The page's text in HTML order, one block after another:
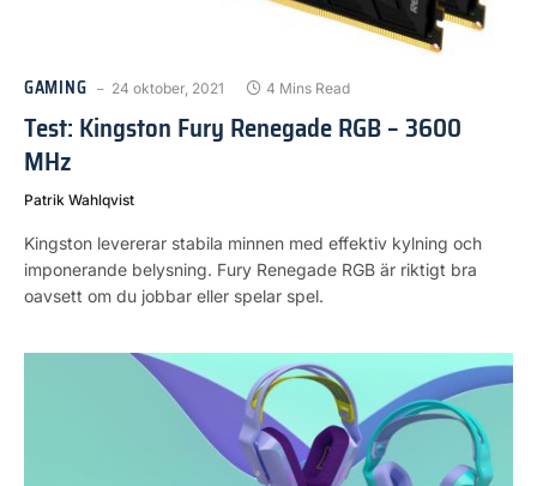
GAMING 24 oktober, 2021 4 Mins Read
Test: Kingston Fury Renegade RGB – 3600
MHz
Patrik Wahlqvist
Kingston levererar stabila minnen med effektiv kylning och
imponerande belysning. Fury Renegade RGB är riktigt bra
oavsett om du jobbar eller spelar spel.